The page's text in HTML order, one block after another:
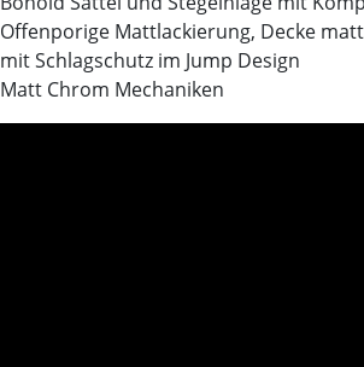
Offenporige Mattlackierung, Decke
mit Schlagschutz im Jump Design
Matt Chrom Mechaniken